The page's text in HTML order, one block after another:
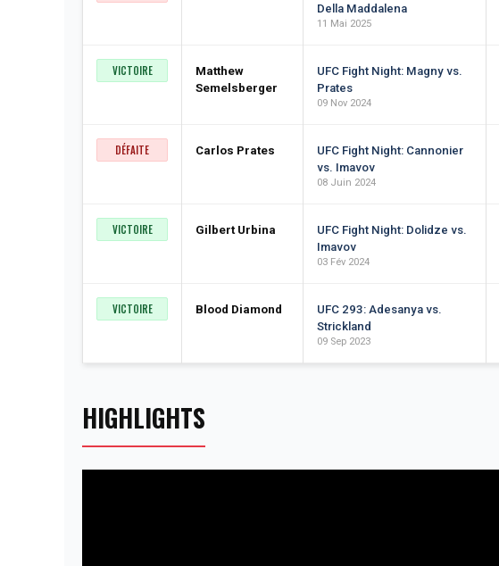
Della Maddalena
11 Mai 2025
VICTOIRE
Matthew
Semelsberger
UFC Fight Night: Magny vs.
Prates
09 Nov 2024
DÉFAITE Carlos Prates
UFC Fight Night: Cannonier
vs. Imavov
08 Juin 2024
VICTOIRE Gilbert Urbina
UFC Fight Night: Dolidze vs.
Imavov
03 Fév 2024
VICTOIRE Blood Diamond
UFC 293: Adesanya vs.
Strickland
09 Sep 2023
HIGHLIGHTS